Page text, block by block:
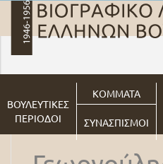
ΒΟΥΛΕΥΤΙΚΕΣ
ΠΕΡΙΟΔΟΙ
ΚΟΜΜΑΤΑ
ΣΥΝΑΣΠΙΣΜΟΙ